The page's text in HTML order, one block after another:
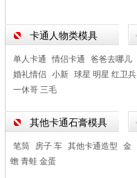
卡通人物类模具
单人卡通 情侣卡通
爸爸去哪儿
婚礼情侣
小新 球星 明星 红卫兵
一休哥 三毛
其他卡通石膏模具
笔筒 房子 车 其他卡通造型
金
蟾 青蛙 金蛋